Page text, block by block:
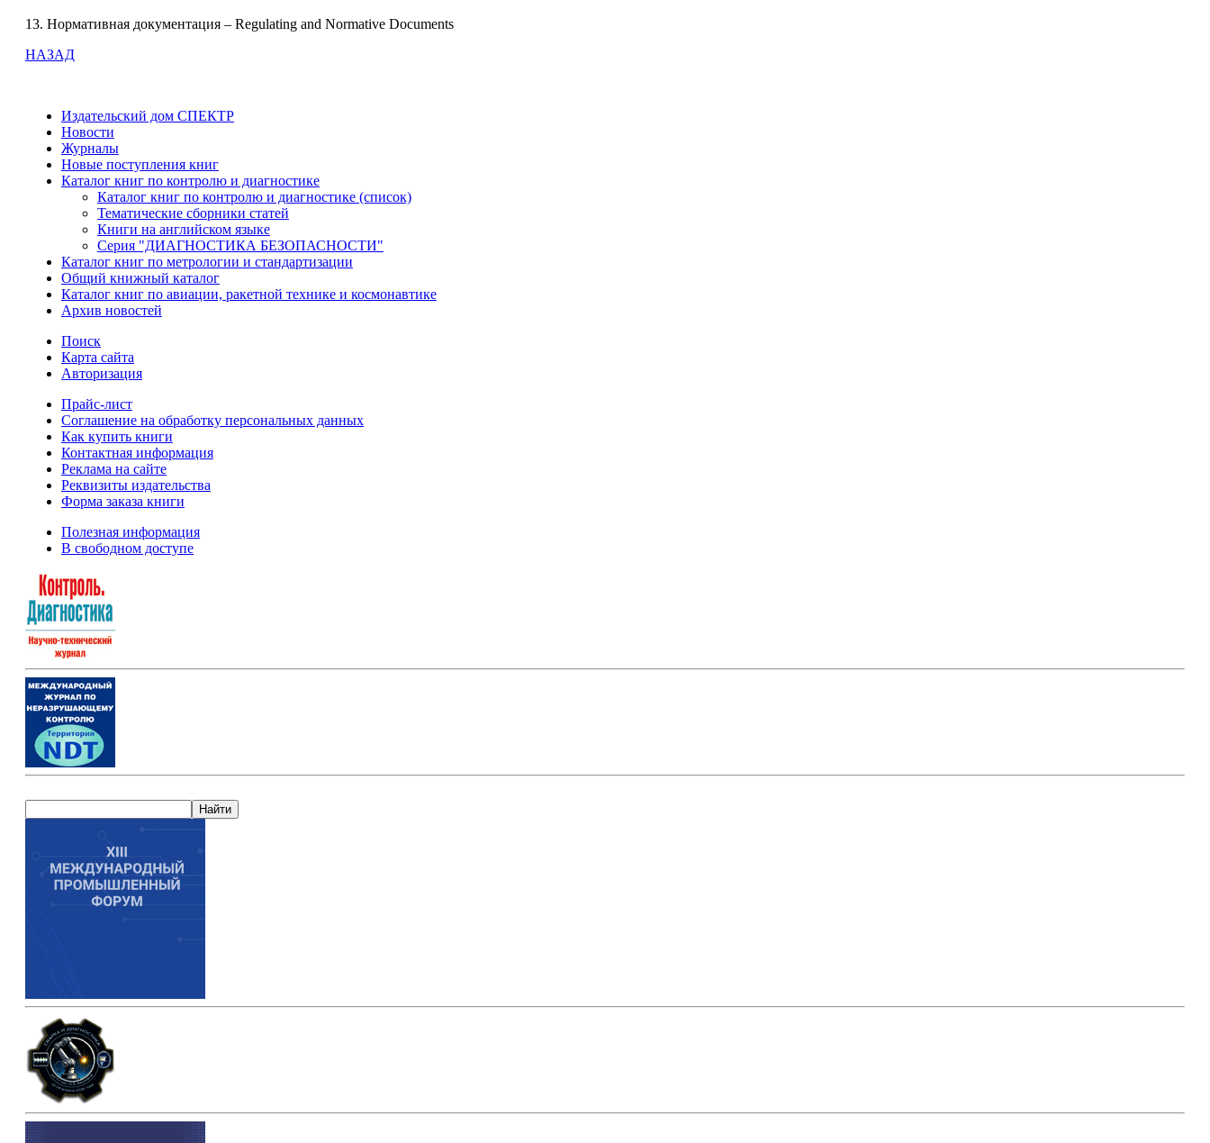
13. Нормативная документация – Regulating and Normative Documents
НАЗАД
Издательский дом СПЕКТР
Новости
Журналы
Новые поступления книг
Каталог книг по контролю и диагностике
Каталог книг по контролю и диагностике (список)
Тематические сборники статей
Книги на английском языке
Серия "ДИАГНОСТИКА БЕЗОПАСНОСТИ"
Каталог книг по метрологии и стандартизации
Общий книжный каталог
Каталог книг по авиации, ракетной технике и космонавтике
Архив новостей
Поиск
Карта сайта
Авторизация
Прайс-лист
Соглашение на обработку персональных данных
Как купить книги
Контактная информация
Реклама на сайте
Реквизиты издательства
Форма заказа книги
Полезная информация
В свободном доступе